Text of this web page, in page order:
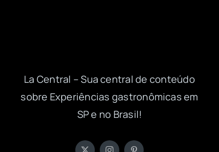
La Central – Sua central de conteúdo
sobre Experiências gastronômicas em
SP e no Brasil!